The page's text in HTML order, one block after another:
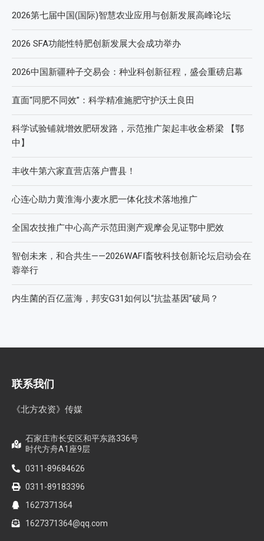
2026第七届中国(国际)智慧农业应用与创新发展高峰论坛
2026 SFA功能性特肥创新发展大会成功举办
2026中国新疆种子交易会：种业科创新征程，盛会重磅启幕
直面“同肥不同效”：科学精准施肥守护沃土良田
科学试验铺就增效肥研发路，示范推广架起丰收金桥梁 【鄂
中】
丰收牛第六家直营店落户曹县！
心连心助力黄淮海小麦水肥一体化技术落地推广
全国农技推广中心高产示范田测产观摩会见证鄂中肥效
智创未来，和合共生——2026WAFI畜牧科技创新论坛启动会在
蓉举行
内生菌的百亿蓝海，邦安G31如何以“抗盐基因”破局？
联系我们
《北方农资》传媒
石家庄市长安区和平东路336号
时代方舟A1座9层
0311-89684626
0311-89183396
1627371364
1627371364@qq.com